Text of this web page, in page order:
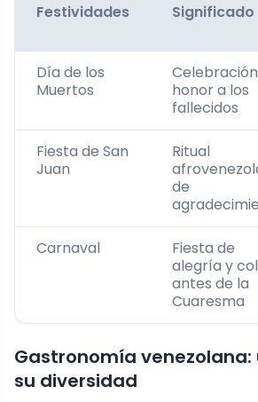
Festividades Significado
Día de los
Muertos
honor a los
fallecidos
Fiesta de San
Juan
Ritual
de
Carnaval
Fiesta de
alegría y
antes de la
Cuaresma
Gastronomía venezolana:
su diversidad